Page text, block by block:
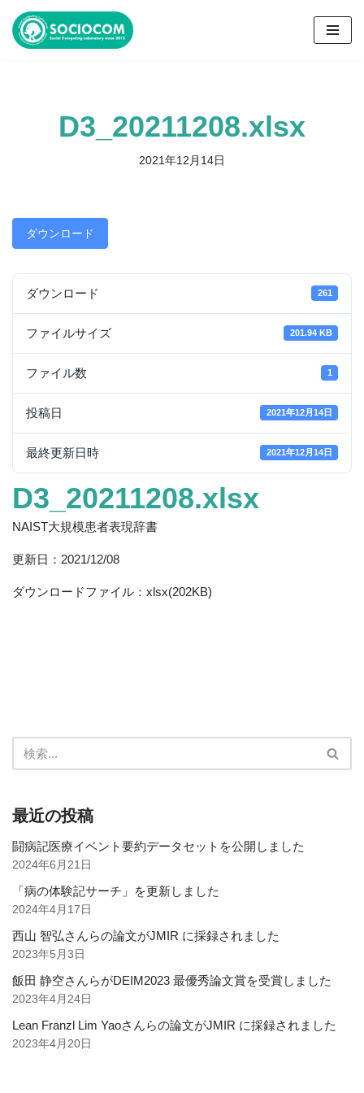
コ
プ
D3_20211208.xlsx
2021年12月14日
ダウンロード
ダウンロード 261
ファイルサイズ 201.94 KB
ファイル数 1
投稿日 2021年12月14日
最終更新日時 2021年12月14日
D3_20211208.xlsx
NAIST大規模患者表現辞書
更新日：2021/12/08
ダウンロードファイル：xlsx(202KB)
最近の投稿
闘病記医療イベント要約データセットを公開しました
2024年6月21日
「病の体験記サーチ」を更新しました
2024年4月17日
西山 智弘さんらの論文がJMIR に採録されました
2023年5月3日
飯田 静空さんらがDEIM2023 最優秀論文賞を受賞しました
2023年4月24日
Lean Franzl Lim Yaoさんらの論文がJMIR に採録されました
2023年4月20日